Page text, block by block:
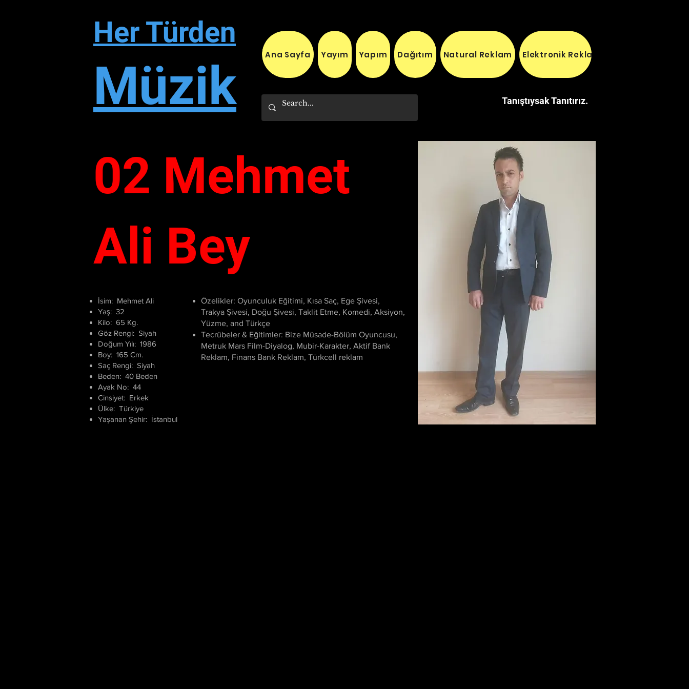
Her Türden
Müzik
Ana Sayfa Yayım Yapım Dağıtım Natural Reklam Elektronik Reklam
Tanıştıysak Tanıtırız.
02 Mehmet
Ali Bey
İsim: Mehmet Ali
Yaş: 32
Kilo: 65 Kg.
Göz Rengi: Siyah
Doğum Yılı: 1986
Boy: 165 Cm.
Saç Rengi: Siyah
Beden: 40 Beden
Ayak No: 44
Cinsiyet: Erkek
Ülke: Türkiye
Yaşanan Şehir: İstanbul
Özelikler: Oyunculuk Eğitimi, Kısa Saç, Ege Şivesi,
Trakya Şivesi, Doğu Şivesi, Taklit Etme, Komedi, Aksiyon,
Yüzme, and Türkçe
Tecrübeler & Eğitimler: Bize Müsade-Bölüm Oyuncusu,
Metruk Mars Film-Diyalog, Mubir-Karakter, Aktif Bank
Reklam, Finans Bank Reklam, Türkcell reklam